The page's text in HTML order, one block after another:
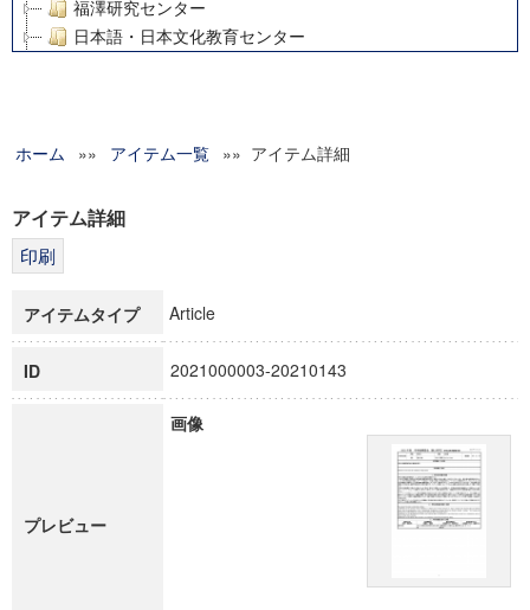
福澤研究センター
日本語・日本文化教育センター
グローバルリサーチインスティテュート
科学研究費補助金研究成果報告書
博士課程教育リーディングプログラム「超成熟社会発展のサ
ホーム »» アイテム一覧 »» アイテム詳細
アイテム詳細
アイテムタイプ Article
ID 2021000003-20210143
プレビュー
画像